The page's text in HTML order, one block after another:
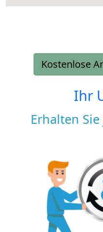
Kostenlose
Ihr
Erhalten